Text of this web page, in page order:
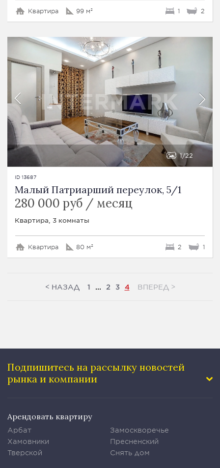
Квартира 99 м² 1 2
1 22
ID 13687
Малый Патриарший переулок, 5/1
280 000 руб / месяц
Квартира, 3 комнаты
Квартира 80 м² 2 1
< НАЗАД 1 ... 2 3 4 ВПЕРЕД >
Подпишитесь на рассылку новостей
рынка и компании
Арендовать квартиру
Арбат
Хамовники
Тверской
Замоскворечье
Пресненский
Снять дом